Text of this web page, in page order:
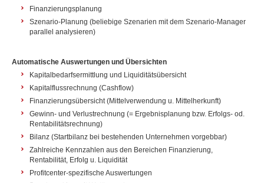
Finanzierungsplanung
Szenario-Planung (beliebige Szenarien mit dem Szenario-Manager
parallel analysieren)
Automatische Auswertungen und Übersichten
Kapitalbedarfsermittlung und Liquiditätsübersicht
Kapitalflussrechnung (Cashflow)
Finanzierungsübersicht (Mittelverwendung u. Mittelherkunft)
Gewinn- und Verlustrechnung (= Ergebnisplanung bzw. Erfolgs- od.
Rentabilitätsrechnung)
Bilanz (Startbilanz bei bestehenden Unternehmen vorgebbar)
Zahlreiche Kennzahlen aus den Bereichen Finanzierung,
Rentabilität, Erfolg u. Liquidität
Profitcenter-spezifische Auswertungen